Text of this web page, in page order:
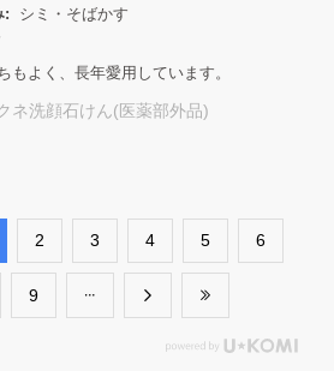
:
シミ・そばかす
もよく、長年愛用しています。
ネ洗顔石けん(医薬部外品)
​2 ​3 ​4 ​5 ​6
​9